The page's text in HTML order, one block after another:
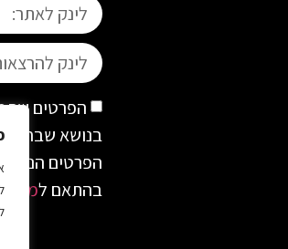
הפרטים
בנושא שבחרת.
הפרטים
בהתאם ל